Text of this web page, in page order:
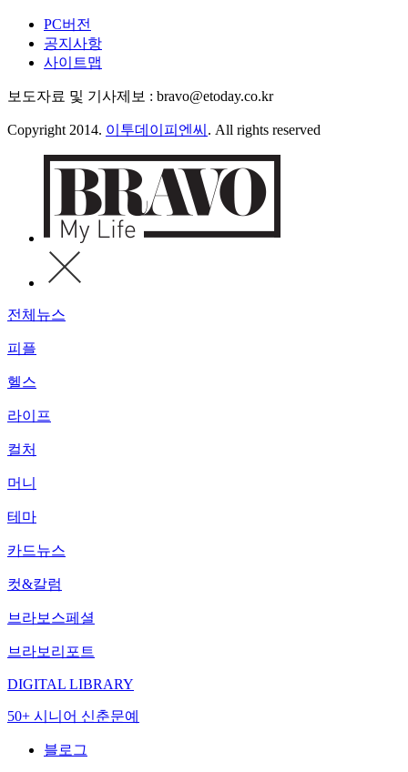
PC버전
공지사항
사이트맵
보도자료 및 기사제보 : bravo@etoday.co.kr
Copyright 2014. 이투데이피엔씨 . All rights reserved
전체뉴스
피플
헬스
라이프
컬처
머니
테마
카드뉴스
컷&칼럼
브라보스페셜
브라보리포트
DIGITAL LIBRARY
50+ 시니어 신춘문예
블로그